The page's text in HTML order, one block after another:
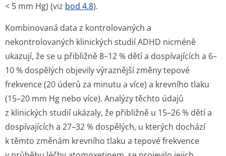
< 5 mm Hg) (viz bod 4.8).
Kombinovaná data z kontrolovaných a
nekontrolovaných klinických studií ADHD nicméně
ukazují, že se u přibližně 8–12 % dětí a dospívajících a 6–
10 % dospělých objevily výraznější změny tepové
frekvence (20 úderů za minutu a více) a krevního tlaku
(15–20 mm Hg nebo více). Analýzy těchto údajů
z klinických studií ukázaly, že přibližně u 15–26 % dětí a
dospívajících a 27–32 % dospělých, u kterých dochází
k těmto změnám krevního tlaku a tepové frekvence